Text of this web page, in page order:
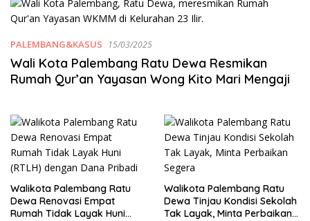
PALEMBANG&KASUS 15/03/2025
Wali Kota Palembang Ratu Dewa Resmikan
Rumah Qur’an Yayasan Wong Kito Mari Mengaji
Walikota Palembang Ratu
Dewa Renovasi Empat
Rumah Tidak Layak Huni
Walikota Palembang Ratu
Dewa Tinjau Kondisi Sekolah
Tak Layak, Minta Perbaikan